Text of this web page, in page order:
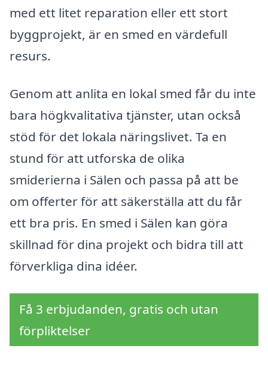
med ett litet reparation eller ett stort
byggprojekt, är en smed en värdefull
resurs.
Genom att anlita en lokal smed får du inte
bara högkvalitativa tjänster, utan också
stöd för det lokala näringslivet. Ta en
stund för att utforska de olika
smiderierna i Sälen och passa på att be
om offerter för att säkerställa att du får
ett bra pris. En smed i Sälen kan göra
skillnad för dina projekt och bidra till att
förverkliga dina idéer.
Få 3 erbjudanden, gratis och utan
förpliktelser